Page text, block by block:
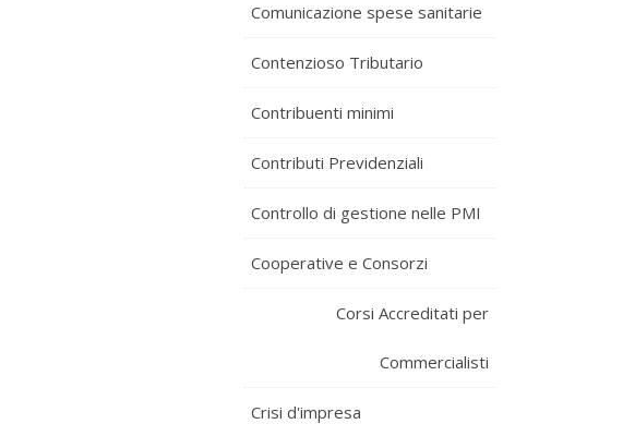
Comunicazione spese sanitarie
Contenzioso Tributario
Contribuenti minimi
Contributi Previdenziali
Controllo di gestione nelle PMI
Cooperative e Consorzi
Corsi Accreditati per
Commercialisti
Crisi d'impresa